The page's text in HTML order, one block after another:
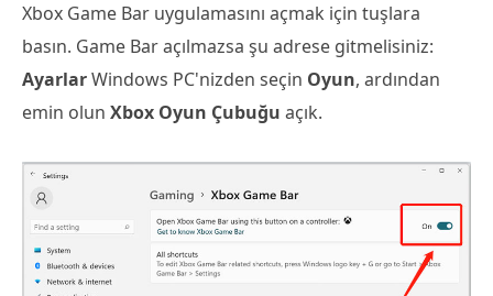
Xbox Game Bar uygulamasını açmak için tuşlara
basın. Game Bar açılmazsa şu adrese gitmelisiniz:
AyarlarWindows PC'nizden seçin Oyun, ardından
emin olun Xbox Oyun Çubuğu açık.